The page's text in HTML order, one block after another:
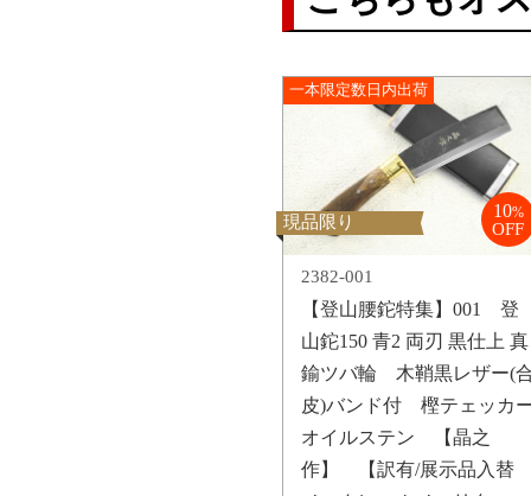
一本限定数日内出荷
現品限り
10%
OFF
2382-001
【登山腰鉈特集】001 登
山鉈150 青2 両刃 黒仕上 真
鍮ツバ輪 木鞘黒レザー(
皮)バンド付 樫テェッカ
オイルステン 【晶之
作】 【訳有/展示品入